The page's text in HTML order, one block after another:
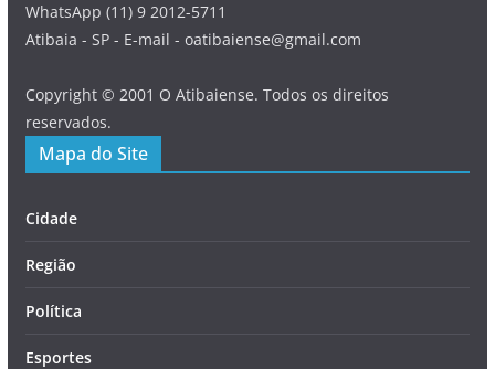
WhatsApp (11) 9 2012-5711
Atibaia - SP - E-mail - oatibaiense@gmail.com
Copyright © 2001 O Atibaiense. Todos os direitos
reservados.
Mapa do Site
Cidade
Região
Política
Esportes